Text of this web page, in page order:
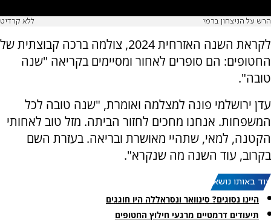
הרש על הניצחון ברמי ללא קרדיט
לקראת השנה האזרחית 2024, צולמה ברכה קבוצתית של
החטופים: הם סופרים לאחור ומסיימים בקריאה "שנה
טובה".
עדן ירושלמי פונה למצלמה ואומרת, "שנה טובה לכל
המשפחות. אנחנו מחכים לחזור הביתה. מזל טוב לאחותי
הקטנה, למאי, שתהיי מאושרת ובריאה. בעזרת השם
בקרוב, עוד השנה מה שנקרא".
עוד באותו נושא:
היינו נסוגים? סינוואר ונסראללה היו חוגגים
תיעודים דרמטיים מרגעי חילוץ החטופים